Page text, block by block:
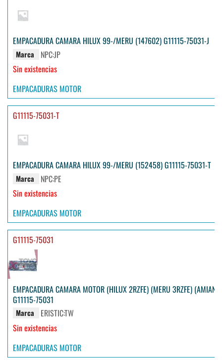
EMPACADURA CAMARA HILUX 99-/MERU (147602) G11115-75031-J
Marca
NPC:JP
Sin existencias
EMPACADURAS MOTOR
G11115-75031-T
EMPACADURA CAMARA HILUX 99-/MERU (152458) G11115-75031-T
Marca
NPC:PE
Sin existencias
EMPACADURAS MOTOR
G11115-75031
EMPACADURA CAMARA MOTOR (HILUX 2RZFE) (MERU 3RZFE)
G11115-75031
Marca
ERISTIC:TW
Sin existencias
EMPACADURAS MOTOR